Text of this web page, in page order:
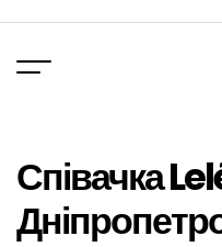
вмісту
Співачка